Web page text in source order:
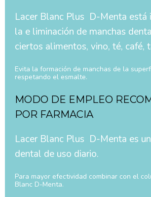
Lacer Blanc Plus D-Menta está
la e liminación de manchas
ciertos alimentos, vino, té, café,
Evita la formación de manchas de la
respetando el esmalte.
MODO DE EMPLEO
POR FARMACIA
Lacer Blanc Plus D-Menta es
dental de uso diario.
Para mayor efectividad combinar con el
Blanc D-Menta.